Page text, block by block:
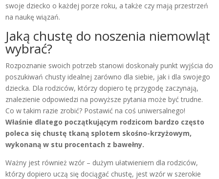
swoje dziecko o każdej porze roku, a także czy mają przestrzeń
na naukę wiązań.
Jaką chustę do noszenia niemowląt
wybrać?
Rozpoznanie swoich potrzeb stanowi doskonały punkt wyjścia do
poszukiwań chusty idealnej zarówno dla siebie, jak i dla swojego
dziecka. Dla rodziców, którzy dopiero tę przygodę zaczynają,
znalezienie odpowiedzi na powyższe pytania może być trudne.
Co w takim razie zrobić? Postawić na coś uniwersalnego!
Właśnie dlatego początkującym rodzicom bardzo często
poleca się chustę tkaną splotem skośno-krzyżowym,
wykonaną w stu procentach z bawełny.
Ważny jest również wzór – dużym ułatwieniem dla rodziców,
którzy dopiero uczą się dociągać chustę, jest wzór w szerokie